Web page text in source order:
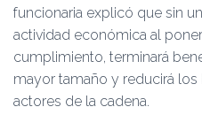
funcionaria explicó que sin
actividad económica al
cumplimiento, terminará
mayor tamaño y reducirá
actores de la cadena.